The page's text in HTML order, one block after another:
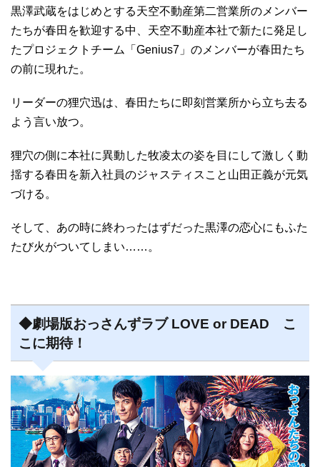
黒澤武蔵をはじめとする天空不動産第二営業所のメンバー
たちが春田を歓迎する中、天空不動産本社で新たに発足し
たプロジェクトチーム「Genius7」のメンバーが春田たち
の前に現れた。
リーダーの狸穴迅は、春田たちに即刻営業所から立ち去る
よう言い放つ。
狸穴の側に本社に異動した牧凌太の姿を目にして激しく動
揺する春田を新入社員のジャスティスこと山田正義が元気
づける。
そして、あの時に終わったはずだった黒澤の恋心にもふた
たび火がついてしまい……。
◆劇場版おっさんずラブ LOVE or DEAD こ
こに期待！